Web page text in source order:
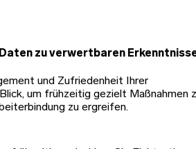
zu verwertbaren
und Zufriedenheit Ihrer
um frühzeitig gezielt Maßnahmen
zu ergreifen.